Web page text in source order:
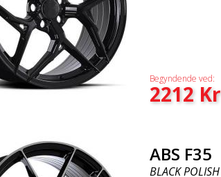
Begyndende ved:
2212Kr
ABS F35
BLACK POLISH